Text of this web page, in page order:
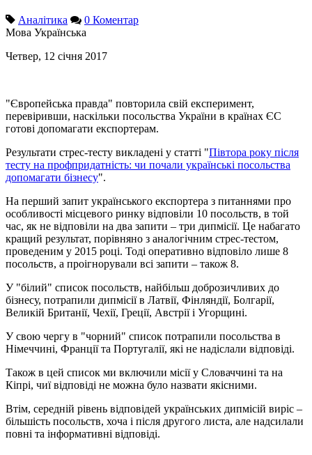
Аналітика
0 Коментар
Мова Українська
Четвер, 12 січня 2017
"Європейська правда" повторила свій експеримент,
перевіривши, наскільки посольства України в країнах ЄС
готові допомагати експортерам.
Результати стрес-тесту викладені у статті "Півтора року після
тесту на профпридатність: чи почали українські посольства
допомагати бізнесу".
На перший запит українського експортера з питаннями про
особливості місцевого ринку відповіли 10 посольств, в той
час, як не відповіли на два запити – три дипмісії. Це набагато
кращий результат, порівняно з аналогічним стрес-тестом,
проведеним у 2015 році. Тоді оперативно відповіло лише 8
посольств, а проігнорували всі запити – також 8.
У "білий" список посольств, найбільш доброзичливих до
бізнесу, потрапили дипмісії в Латвії, Фінляндії, Болгарії,
Великій Британії, Чехії, Греції, Австрії і Угорщині.
У свою чергу в "чорний" список потрапили посольства в
Німеччині, Франції та Португалії, які не надіслали відповіді.
Також в цей список ми включили місії у Словаччині та на
Кіпрі, чиї відповіді не можна було назвати якісними.
Втім, середній рівень відповідей українських дипмісій виріс –
більшість посольств, хоча і після другого листа, але надсилали
повні та інформативні відповіді.